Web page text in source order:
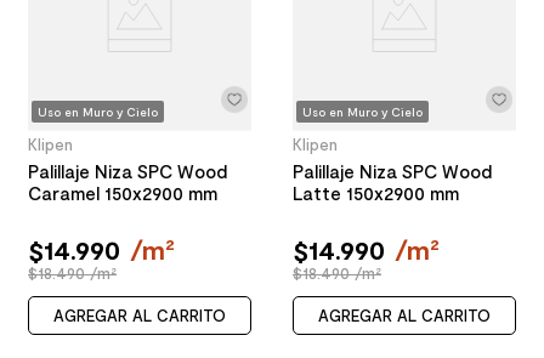
Uso en Muro y Cielo
Klipen
Palillaje Niza SPC Wood
Caramel 150x2900 mm
$14.990 /m²
$18.490 /m²
AGREGAR AL CARRITO
Uso en Muro y Cielo
Klipen
Palillaje Niza SPC Wood
Latte 150x2900 mm
$14.990 /m²
$18.490 /m²
AGREGAR AL CARRITO